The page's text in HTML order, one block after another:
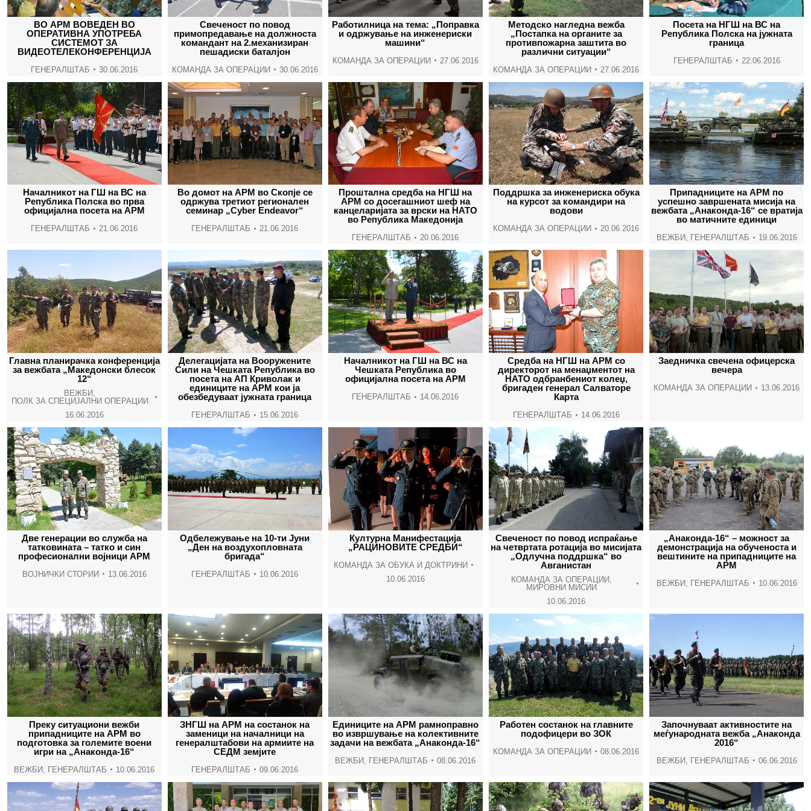
windowwindow window
ВО АРМ ВОВЕДЕН ВО
ОПЕРАТИВНА УПОТРЕБА
СИСТЕМОТ ЗА
ВИДЕОТЕЛЕКОНФЕРЕНЦИЈА
ГЕНЕРАЛШТАБ 30.06.2016
Свеченост по повод
примопредавање на должноста
командант на 2.механизиран
пешадиски баталјон
КОМАНДА ЗА ОПЕРАЦИИ 30.06.2016
Работилница на тема: „Поправка
и одржување на инженериски
машини“
КОМАНДА ЗА ОПЕРАЦИИ 27.06.2016
Методско нагледна вежба
„Постапка на органите за
противпожарна заштита во
различни ситуации“
КОМАНДА ЗА ОПЕРАЦИИ 27.06.2016
Посета на НГШ на ВС на
Република Полска на јужната
граница
ГЕНЕРАЛШТАБ 22.06.2016
Началникот на ГШ на ВС на
Република Полска во прва
официјална посета на АРМ
ГЕНЕРАЛШТАБ 21.06.2016
Во домот на АРМ во Скопје се
одржува третиот регионален
семинар „Cyber Endeavor“
ГЕНЕРАЛШТАБ 21.06.2016
Проштална средба на НГШ на
АРМ со досегашниот шеф на
канцеларијата за врски на НАТО
во Република Македонија
ГЕНЕРАЛШТАБ 20.06.2016
Поддршка за инженериска обука
на курсот за командири на
водови
КОМАНДА ЗА ОПЕРАЦИИ 20.06.2016
Припадниците на АРМ по
успешно завршената мисија на
вежбата „Анаконда-16“ се вратија
во матичните единици
ВЕЖБИ, ГЕНЕРАЛШТАБ 19.06.2016
Главна планирачка конференција
за вежбата „Македонски блесок
12“
ВЕЖБИ,
ПОЛК ЗА СПЕЦИЈАЛНИ ОПЕРАЦИИ
16.06.2016
Делегацијата на Вооружените
Сили на Чешката Република во
посета на АП Криволак и
единиците на АРМ кои ја
обезбедуваат јужната граница
ГЕНЕРАЛШТАБ 15.06.2016
Началникот на ГШ на ВС на
Чешката Република во
официјална посета на АРМ
ГЕНЕРАЛШТАБ 14.06.2016
Средба на НГШ на АРМ со
директорот на менаџментот на
НАТО одбранбениот колеџ,
бригаден генерал Салваторе
Карта
ГЕНЕРАЛШТАБ 14.06.2016
Заедничка свечена офицерска
вечера
КОМАНДА ЗА ОПЕРАЦИИ 13.06.2016
Две генерации во служба на
татковината – татко и син
професионални војници АРМ
ВОЈНИЧКИ СТОРИИ 13.06.2016
Одбележување на 10-ти Јуни
„Ден на воздухопловната
бригада“
ГЕНЕРАЛШТАБ 10.06.2016
Културна Манифестација
„РАЦИНОВИТЕ СРЕДБИ“
КОМАНДА ЗА ОБУКА И ДОКТРИНИ
10.06.2016
Свеченост по повод испраќање
на четвртата ротација во мисијата
„Одлучна поддршка“ во
Авганистан
КОМАНДА ЗА ОПЕРАЦИИ
МИРОВНИ МИСИИ
10.06.2016
„Анаконда-16“ – можност за
демонстрација на обученоста и
вештините на припадниците на
АРМ
ВЕЖБИ ГЕНЕРАЛШТАБ 10.06.2016
Преку ситуациони вежби
припадниците на АРМ во
подготовка за големите воени
игри на „Анаконда-16“
ВЕЖБИ ГЕНЕРАЛШТАБ 10.06.2016
ЗНГШ на АРМ на состанок на
заменици на началници на
генералштабови на армиите на
СЕДМ земјите
ГЕНЕРАЛШТАБ 09.06.2016
Единиците на АРМ рамноправно
во извршување на колективните
задачи на вежбата „Анаконда-16“
ВЕЖБИ ГЕНЕРАЛШТАБ 08.06.2016
Работен состанок на главните
подофицери во ЗОК
КОМАНДА ЗА ОПЕРАЦИИ 08.06.2016
Започнуваат активностите на
меѓународната вежба „Анаконда
2016“
ВЕЖБИ, ГЕНЕРАЛШТАБ 06.06.2016